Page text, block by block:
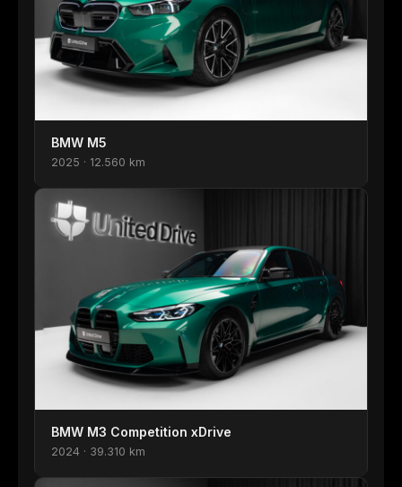
BMW M5
2025 · 12.560 km
BMW M3 Competition xDrive
2024 · 39.310 km